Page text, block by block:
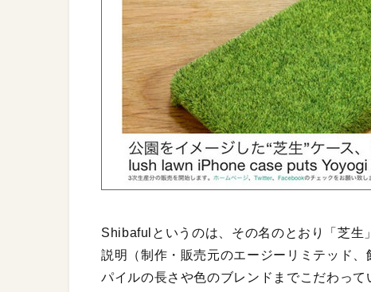
Shibafulというのは、その名のとおり「芝
説明（制作・販売元のエージーリミテッド
パイルの長さや色のブレンドまでこだわって